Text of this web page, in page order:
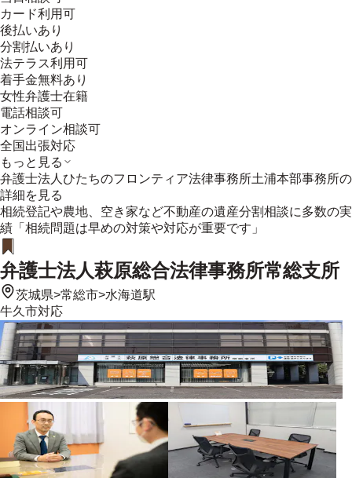
カード利用可
後払いあり
分割払いあり
法テラス利用可
着手金無料あり
女性弁護士在籍
電話相談可
オンライン相談可
全国出張対応
もっと見る
弁護士法人ひたちのフロンティア法律事務所土浦本部事務所の
詳細を見る
相続登記や農地、空き家など不動産の遺産分割相談に多数の実
績「相続問題は早めの対策や対応が重要です」
弁護士法人萩原総合法律事務所常総支所
茨城県>常総市>水海道駅
牛久市対応